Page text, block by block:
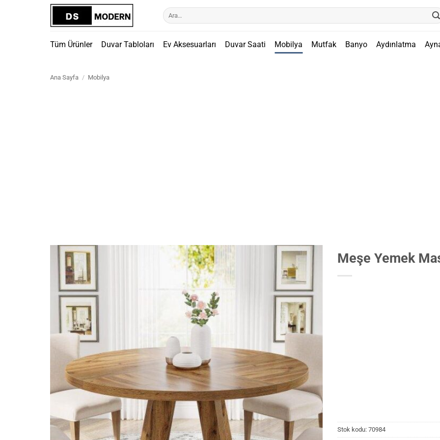
Ara:
Tüm Ürünler Duvar Tabloları Ev Aksesuarları Duvar Saati Mobilya Mutfak Banyo Aydınlatma
Ana Sayfa / Mobilya
Meşe Yemek
Stok kodu: 70984